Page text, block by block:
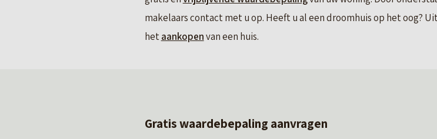
makelaars contact met u op. Heeft u al een droomhuis op het oog?
hetaankopenvan een huis.
Gratis waardebepaling aanvragen